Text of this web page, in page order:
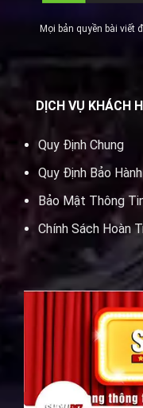
Mọi bản quyền bài viết
DỊCH VỤ KHÁCH
Quy Định Chung
Quy Định Bảo Hành
Bảo Mật Thông
Chính Sách Hoàn